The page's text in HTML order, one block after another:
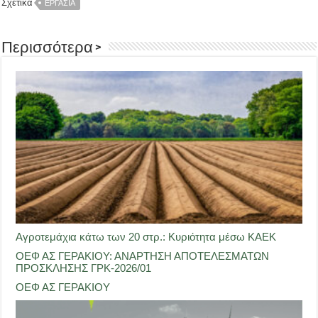
Σχετικά ΕΡΓΑΣΙΑ
Περισσότερα >
Αγροτεμάχια κάτω των 20 στρ.: Κυριότητα μέσω ΚΑΕΚ
ΟΕΦ ΑΣ ΓΕΡΑΚΙΟΥ: ΑΝΑΡΤΗΣΗ ΑΠΟΤΕΛΕΣΜΑΤΩΝ
ΠΡΟΣΚΛΗΣΗΣ ΓΡΚ-2026/01
ΟΕΦ ΑΣ ΓΕΡΑΚΙΟΥ